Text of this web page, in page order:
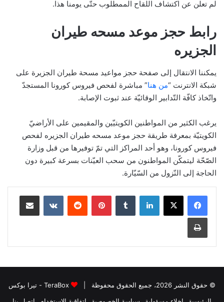
لم تعلن عن اكتشاف اللقاح الممطلوب حتّى يومنا هذا.
رابط حجز موعد مسحه طيران
الجزيره
يمكننا الانتقال إلى صفحة حجز مواعيد مسحة طيران الجزيرة على
شبكة الانترنت “من هنا” مباشرة لفحص فيروس كورونا المستجدّ
واتّخاذ كافّة التّدابير الوقائيّة عند ثبوت الإصابة.
يرغب الكثير من المواطنين الكويتيّين والمقيمين على الأراضيّ
الكويتيّة بمعرفة طريقة حجز موعد مسحه طيران الجزيره لفحص
فيروس كورونا، وهو أحد المراكز التي تمّ توفيرها من قبل وزارة
الصّحّة ليتمكّن المواطنون من سحب العيّنات بسرعة كبيرة دون
الحاجة إلى النّزول من السّيّارة.
لينكدإن بينتيريست مشاركة عبر البريد
طباعة
© حقوق النشر 2026، جميع الحقوق محفوظة |
TeraBox - تيرا بوكس